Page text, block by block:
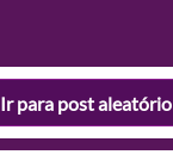
Ir para post aleatório